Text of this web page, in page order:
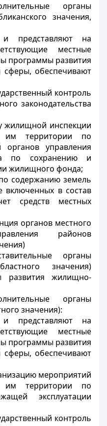
органы
значения,
представляют на
местные
программы развития
обеспечивают
контроль
законодательства
жилищной инспекции
им территории по
органов управления
по сохранению и
жилищного фонда;
содержанию земель
включенных в состав
средств местных
органов местного
районов
органы
значения)
развития жилищно-
органы
значения):
представляют на
местные
программы развития
обеспечивают
мероприятий
им территории по
эксплуатации
контроль